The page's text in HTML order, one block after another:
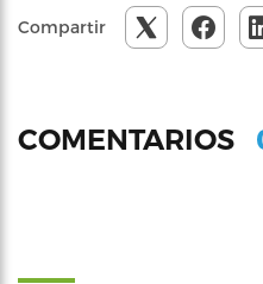
Compartir
COMENTARIOS